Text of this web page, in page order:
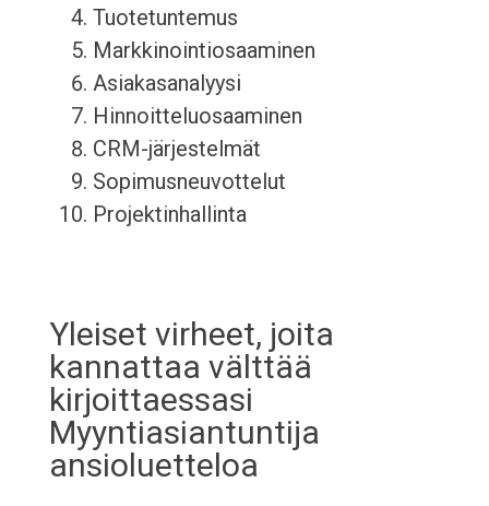
Tuotetuntemus
Markkinointiosaaminen
Asiakasanalyysi
Hinnoitteluosaaminen
CRM-järjestelmät
Sopimusneuvottelut
Projektinhallinta
Yleiset virheet, joita
kannattaa välttää
kirjoittaessasi
Myyntiasiantuntija
ansioluetteloa